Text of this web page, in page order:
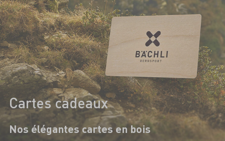
Cartes cadeaux
Nos élégantes cartes en bois